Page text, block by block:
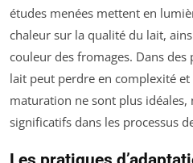
études menées mettent en
chaleur sur la qualité du lait,
couleur des fromages. Dans
lait peut perdre en complexité
maturation ne sont plus idéales,
significatifs dans les processus